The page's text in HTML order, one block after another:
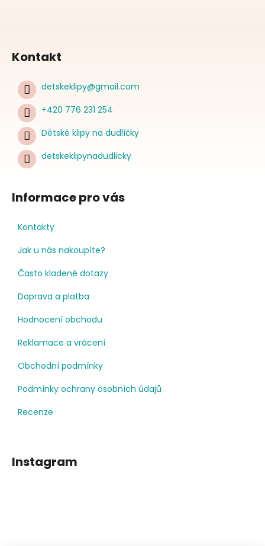
Kontakt
detskeklipy@gmail.com
+420 776 231 254
Dětské klipy na dudlíčky
detskeklipynadudlicky
Informace pro vás
Kontakty
Jak u nás nakoupíte?
Často kladené dotazy
Doprava a platba
Hodnocení obchodu
Reklamace a vrácení
Obchodní podmínky
Podmínky ochrany osobních údajů
Recenze
Instagram